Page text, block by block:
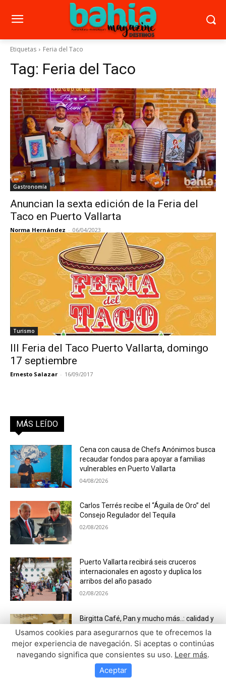
Etiquetas Feria del Taco
Tag: Feria del Taco
Gastronomía
Anuncian la sexta edición de la Feria del
Taco en Puerto Vallarta
Norma Hernández - 06/04/2023
Turismo
III Feria del Taco Puerto Vallarta, domingo
17 septiembre
Ernesto Salazar - 16/09/2017
MÁS LEÍDO
Cena con causa de Chefs Anónimos busca
recaudar fondos para apoyar a familias
vulnerables en Puerto Vallarta
04/08/2026
Carlos Terrés recibe el “Águila de Oro” del
Consejo Regulador del Tequila
02/08/2026
Puerto Vallarta recibirá seis cruceros
internacionales en agosto y duplica los
arribos del año pasado
02/08/2026
Birgitta Café, Pan y mucho más..: calidad y
servicio con esencia escandinava en
Vallarta
01/08/2026
Usamos cookies para asegurarnos que te ofrecemos la
mejor experiencia de navegación. Si aceptas o continúas
navegando significa que consientes su uso. Leer más.
Aceptar